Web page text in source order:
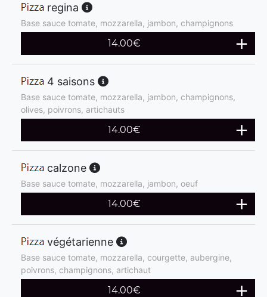
regina
Base sauce tomate, mozzarella, jambon, champignons
14.00€
4 saisons
Base sauce tomate, mozzarella, jambon, champignons,
olives, poivrons, artichauts
14.00€
calzone
Base sauce tomate, mozzarella, jambon, oeuf
14.00€
végétarienne
Base sauce tomate, mozzarella, courgette, aubergine,
poivrons, champignons, artichaut
14.00€